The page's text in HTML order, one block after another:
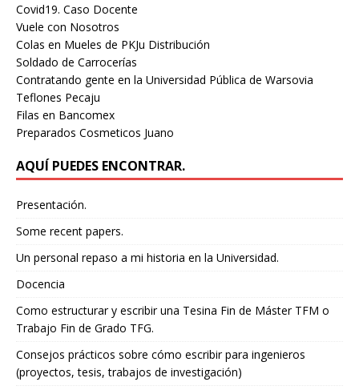
Covid19. Caso Docente
Vuele con Nosotros
Colas en Mueles de PKJu Distribución
Soldado de Carrocerías
Contratando gente en la Universidad Pública de Warsovia
Teflones Pecaju
Filas en Bancomex
Preparados Cosmeticos Juano
AQUÍ PUEDES ENCONTRAR.
Presentación.
Some recent papers.
Un personal repaso a mi historia en la Universidad.
Docencia
Como estructurar y escribir una Tesina Fin de Máster TFM o
Trabajo Fin de Grado TFG.
Consejos prácticos sobre cómo escribir para ingenieros
(proyectos, tesis, trabajos de investigación)